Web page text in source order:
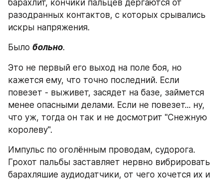
барахлит, кончики пальцев дергаются от
разодранных контактов, с которых срывались
искры напряжения.
Было больно.
Это не первый его выход на поле боя, но
кажется ему, что точно последний. Если
повезет - выживет, засядет на базе, займется
менее опасными делами. Если не повезет... ну,
что уж, тогда он так и не досмотрит "Снежную
королеву".
Импульс по оголённым проводам, судорога.
Грохот пальбы заставляет нервно вибрировать
барахляшие аудиодатчики, от чего хочется их и